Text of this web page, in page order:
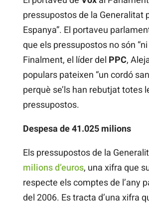
pressupostos de la Generalitat
Espanya”. El portaveu
que els pressupostos no són
Finalment, el líder del PPC,
populars pateixen “un cordó
perquè se’ls han rebutjat totes
pressupostos.
Despesa de 41.025 milions
Els pressupostos de la
milions d’euros, una xifra que
respecte els comptes de l’any
del 2006. Es tracta d’una xifra